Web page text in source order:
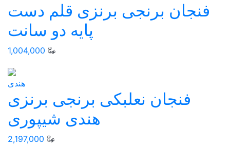
فنجان برنجی برنزی قلم دست
پایه دو سانت
1,004,000
هندی
فنجان نعلبکی برنجی برنزی
هندی شیپوری
2,197,000